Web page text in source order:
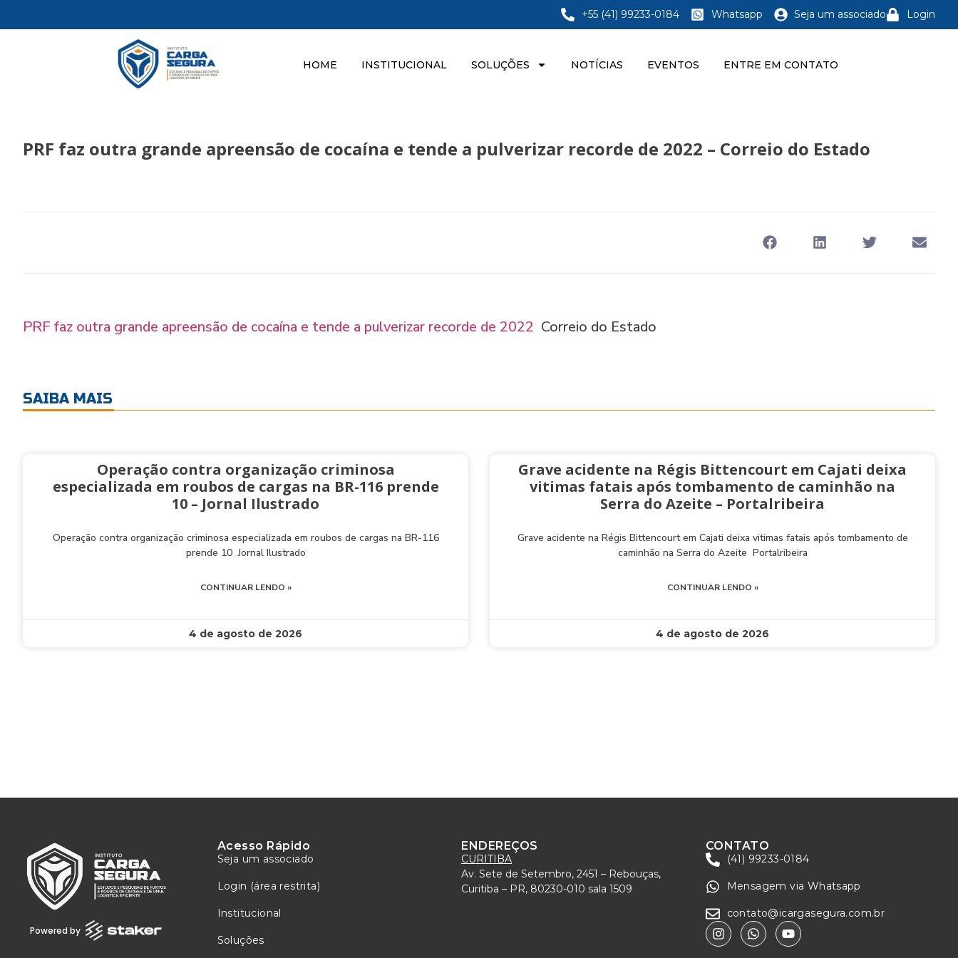
+55 (41) 99233-0184 Whatsapp Seja um associado Login
HOME INSTITUCIONAL SOLUÇÕES NOTÍCIAS EVENTOS ENTRE EM CONTATO
PRF faz outra grande apreensão de cocaína e tende a pulverizar recorde de 2022 – Correio do Estado
PRF faz outra grande apreensão de cocaína e tende a pulverizar recorde de 2022 Correio do Estado
SAIBA MAIS
Operação contra organização criminosa
especializada em roubos de cargas na BR-116 prende
10 – Jornal Ilustrado
Operação contra organização criminosa especializada em roubos de cargas na BR-116
prende 10 Jornal Ilustrado
CONTINUAR LENDO »
4 de agosto de 2026
Grave acidente na Régis Bittencourt em Cajati deixa
vitimas fatais após tombamento de caminhão na
Serra do Azeite – Portalribeira
Grave acidente na Régis Bittencourt em Cajati deixa vitimas fatais após tombamento de
caminhão na Serra do Azeite Portalribeira
CONTINUAR LENDO »
4 de agosto de 2026
Powered by
Acesso Rápido
Seja um associado
Login (área restrita)
Institucional
Soluções
ENDEREÇOS
CURITIBA
Av. Sete de Setembro, 2451 – Rebouças,
Curitiba – PR, 80230-010 sala 1509
CONTATO
(41) 99233-0184
Mensagem via Whatsapp
contato@icargasegura.com.br